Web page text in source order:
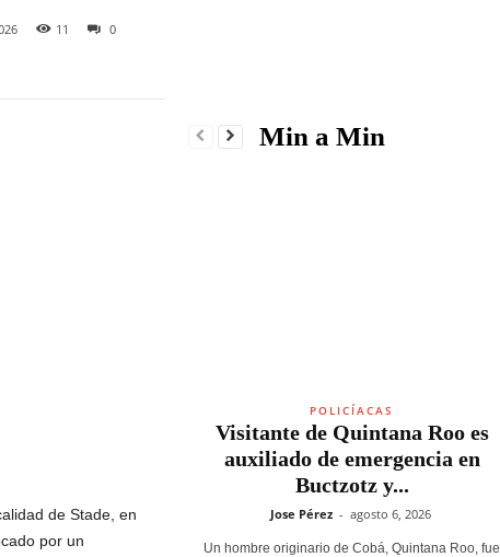
11 0
de Stade, en
por un
Min a Min
POLICÍACAS
Visitante de Quintana Roo es
auxiliado de emergencia en
Buctzotz y...
Jose Pérez - agosto 6, 2026
Un hombre originario de Cobá, Quintana Roo, fue